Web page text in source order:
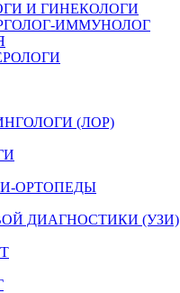
И ГИНЕКОЛОГИ
ИММУНОЛОГ
(ЛОР)
ОРТОПЕДЫ
ДИАГНОСТИКИ (УЗИ)